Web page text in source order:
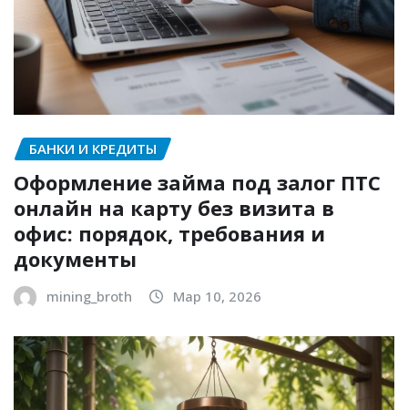
БАНКИ И КРЕДИТЫ
Оформление займа под залог ПТС
онлайн на карту без визита в
офис: порядок, требования и
документы
mining_broth Мар 10, 2026